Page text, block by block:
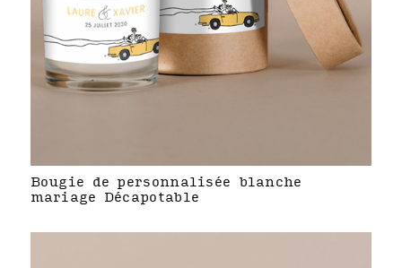
Bougie de personnalisée blanche
mariage Décapotable